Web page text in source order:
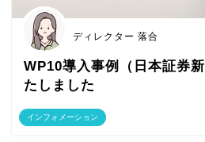
インフォメーション
ディレクター 落合
WP10導入事例（日本証券
たしました